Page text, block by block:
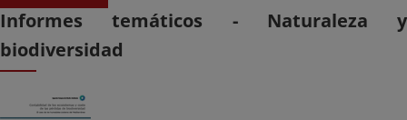
Informes temáticos - Naturaleza y
biodiversidad